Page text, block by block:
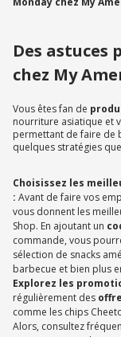
Des astuces
chez My
Vous êtes fan de
nourriture asiatique et
permettant de faire de
quelques stratégies
Choisissez les
: Avant de faire vos
vous donnent les
Shop. En ajoutant un
commande, vous
sélection de snacks
barbecue et bien plus
Explorez les
régulièrement des
comme les chips
Alors, consultez